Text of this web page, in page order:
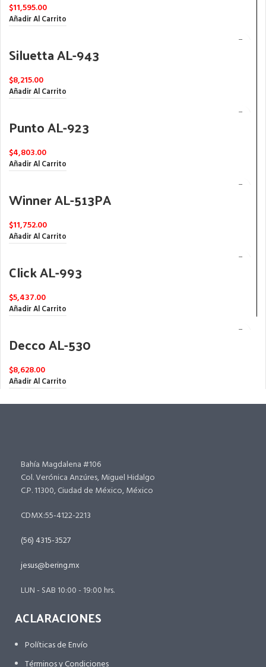
$11,595.00
Añadir Al Carrito
Siluetta AL-943
$8,215.00
Añadir Al Carrito
Punto AL-923
$4,803.00
Añadir Al Carrito
Winner AL-513PA
$11,752.00
Añadir Al Carrito
Click AL-993
$5,437.00
Añadir Al Carrito
Decco AL-530
$8,628.00
Añadir Al Carrito
Bahía Magdalena #106
Col. Verónica Anzúres, Miguel Hidalgo
C.P. 11300, Ciudad de México, México
CDMX:55-4122-2213
(56) 4315-3527
jesus@bering.mx
LUN - SAB 10:00 - 19:00 hrs.
ACLARACIONES
Políticas de Envío
Términos y Condiciones